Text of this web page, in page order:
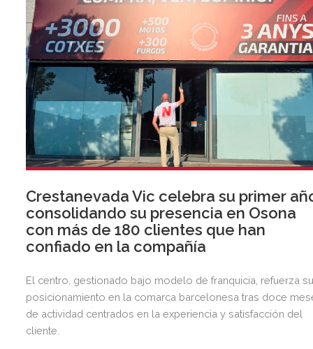
Crestanevada Vic celebra su primer
consolidando su presencia en Osona
con más de 180 clientes que han
confiado en la compañía
El centro, gestionado bajo modelo de franquicia, refuerza
posicionamiento en la comarca barcelonesa tras doce
de actividad centrados en la experiencia y satisfacción del
cliente.